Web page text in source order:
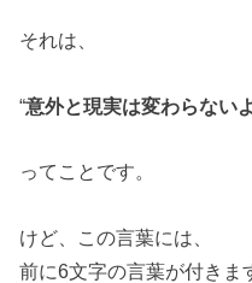
それは、
“意外と現実は変わらない
ってことです。
けど、この言葉には、
前に6文字の言葉が付きま